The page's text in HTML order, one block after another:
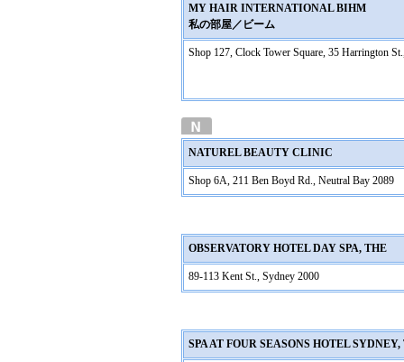
MY HAIR INTERNATIONAL BIHM
私の部屋／ビーム
Shop 127, Clock Tower Square, 35 Harrington
NATUREL BEAUTY CLINIC
Shop 6A, 211 Ben Boyd Rd., Neutral Bay 2089
OBSERVATORY HOTEL DAY SPA, THE
89-113 Kent St., Sydney 2000
SPA AT FOUR SEASONS HOTEL SYDNEY,